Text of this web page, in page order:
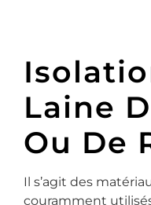
Laine
Ou De
Il s’agit des
couramment